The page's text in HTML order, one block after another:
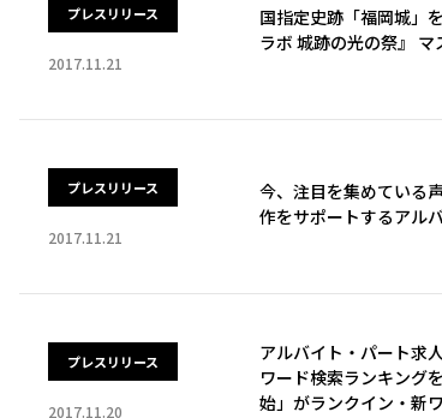
プレスリリース
2017.11.21
国指定史跡「福岡城」
ラボ 城跡の光の祭』
プレスリリース
2017.11.21
今、注目を集めている
作をサポートするアル
プレスリリース
2017.11.20
アルバイト・パート求
ワード検索ランキング
始」がランクイン・新